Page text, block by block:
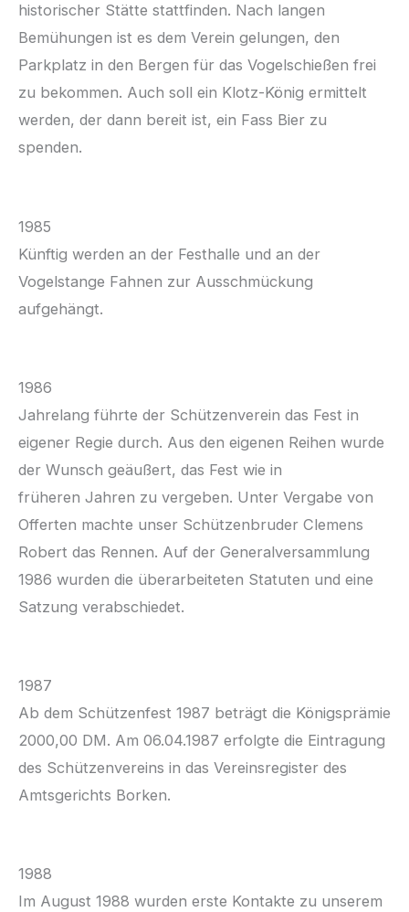
historischer Stätte stattfinden. Nach langen
Bemühungen ist es dem Verein gelungen, den
Parkplatz in den Bergen für das Vogelschießen frei
zu bekommen. Auch soll ein Klotz-König ermittelt
werden, der dann bereit ist, ein Fass Bier zu
spenden.
1985
Künftig werden an der Festhalle und an der
Vogelstange Fahnen zur Ausschmückung
aufgehängt.
1986
Jahrelang führte der Schützenverein das Fest in
eigener Regie durch. Aus den eigenen Reihen wurde
der Wunsch geäußert, das Fest wie in
früheren Jahren zu vergeben. Unter Vergabe von
Offerten machte unser Schützenbruder Clemens
Robert das Rennen. Auf der Generalversammlung
1986 wurden die überarbeiteten Statuten und eine
Satzung verabschiedet.
1987
Ab dem Schützenfest 1987 beträgt die Königsprämie
2000,00 DM. Am 06.04.1987 erfolgte die Eintragung
des Schützenvereins in das Vereinsregister des
Amtsgerichts Borken.
1988
Im August 1988 wurden erste Kontakte zu unserem